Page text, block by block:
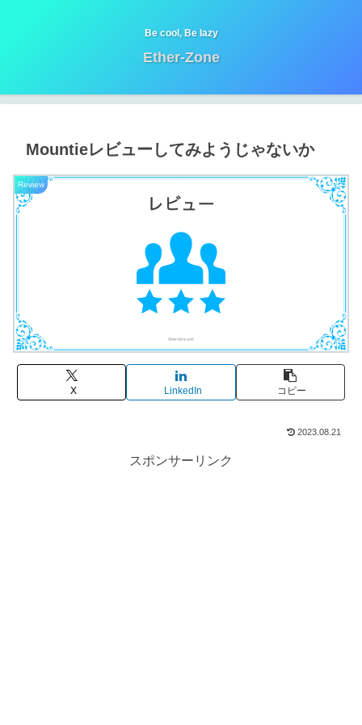
Be cool, Be lazy
Ether-Zone
Mountieレビューしてみようじゃないか
Review
X LinkedIn コピー
2023.08.21
スポンサーリンク